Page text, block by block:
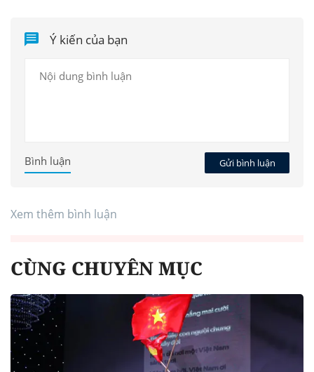
Ý kiến của bạn
Gửi bình luận
Bình luận
Xem thêm bình luận
CÙNG CHUYÊN MỤC